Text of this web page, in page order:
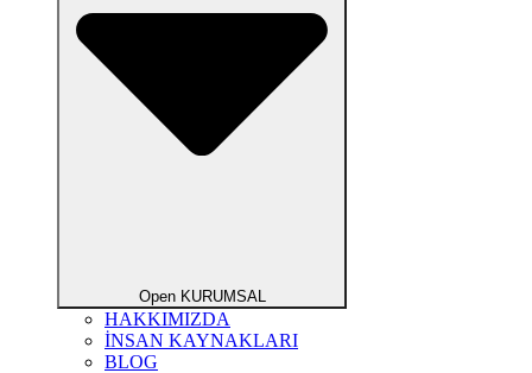
Open KURUMSAL
HAKKIMIZDA
İNSAN KAYNAKLARI
BLOG